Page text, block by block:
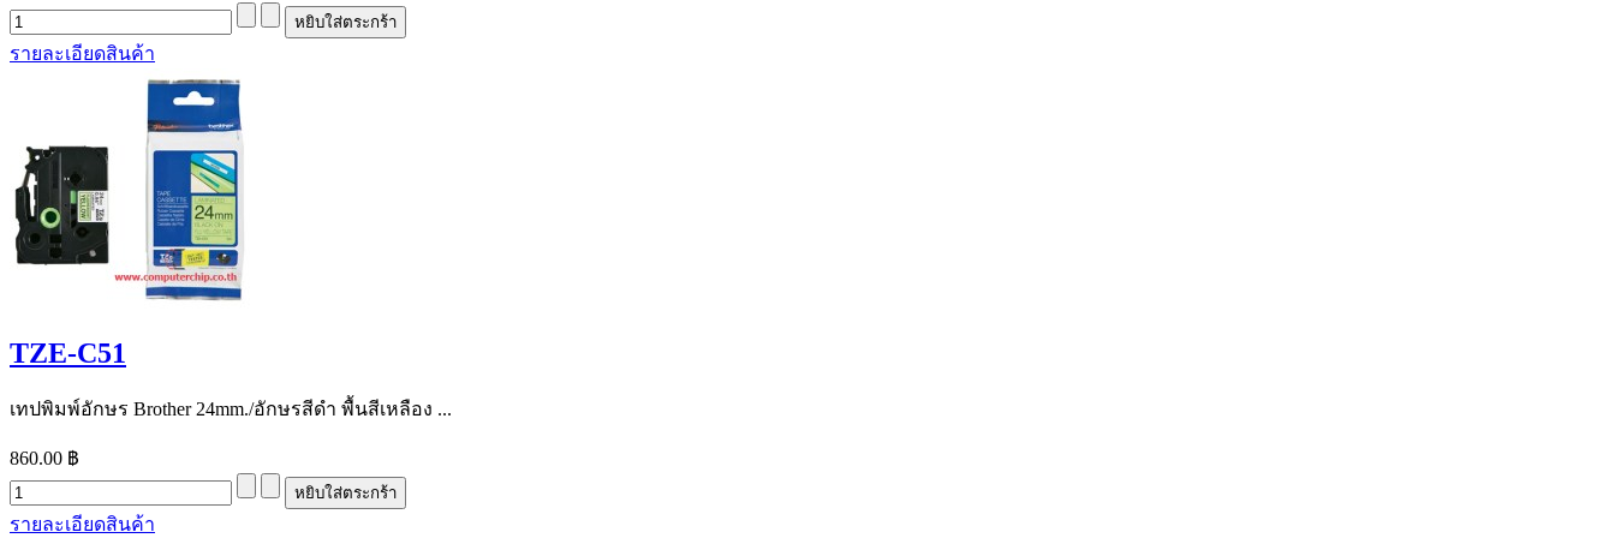
รายละเอียดสินค้า
TZE-C51
เทปพิมพ์อักษร Brother 24mm./อักษรสีดำ พื้นสีเหลือง ...
860.00 ฿
รายละเอียดสินค้า